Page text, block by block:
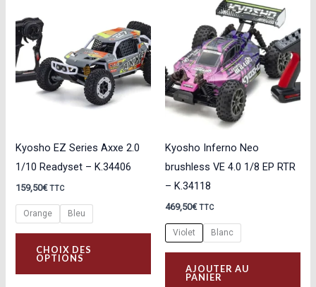
Kyosho EZ Series Axxe 2.0
1/10 Readyset – K.34406
159,50€ TTC
Orange Bleu
CHOIX DES
OPTIONS
Ce
produit
a
Kyosho Inferno Neo
brushless VE 4.0 1/8 EP RTR
– K.34118
469,50€ TTC
Violet Blanc
AJOUTER AU
PANIER
Ce